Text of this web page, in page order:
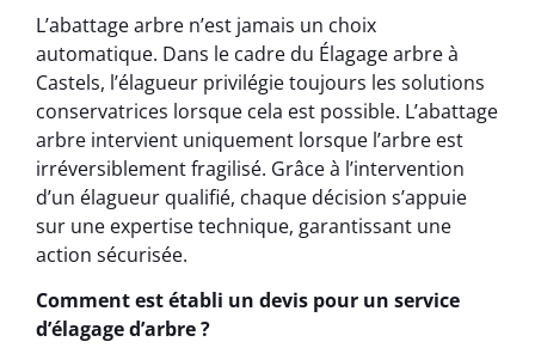
L’abattage arbre n’est jamais un choix
automatique. Dans le cadre du Élagage arbre à
Castels, l’élagueur privilégie toujours les solutions
conservatrices lorsque cela est possible. L’abattage
arbre intervient uniquement lorsque l’arbre est
irréversiblement fragilisé. Grâce à l’intervention
d’un élagueur qualifié, chaque décision s’appuie
sur une expertise technique, garantissant une
action sécurisée.
Comment est établi un devis pour un service
d’élagage d’arbre ?